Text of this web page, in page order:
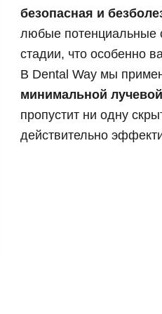
Синус лифтинг
Импланты Straumann
Имплантация передних
Имплантация нижней
Имплантация верхней
Коронка из диоксида
Керамическая коронка
безопасная и
любые потенциальные
стадии, что особенно
В Dental Way мы
минимальной
пропустит ни одну
действительно